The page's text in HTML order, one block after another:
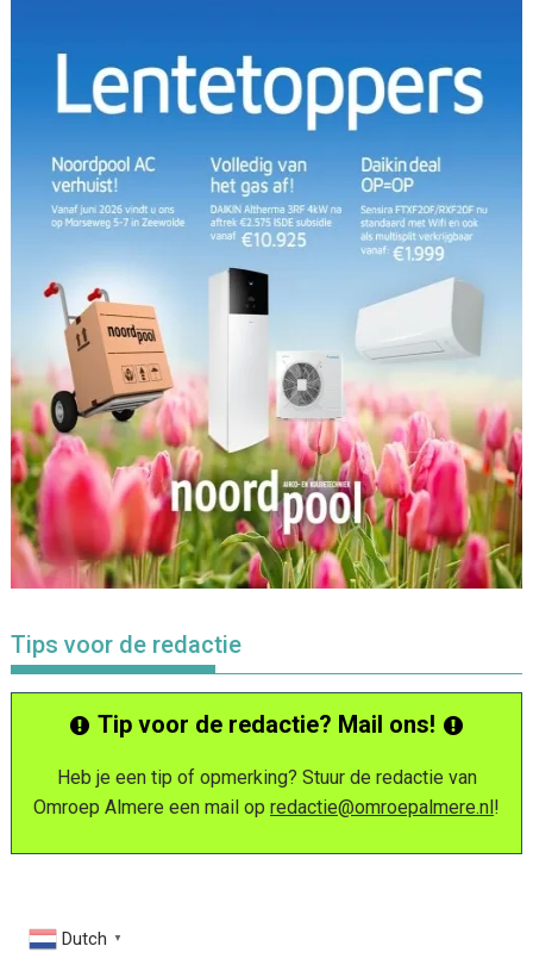
Tips voor de redactie
Tip voor de redactie? Mail ons!
Heb je een tip of opmerking? Stuur de redactie van
Omroep Almere een mail op redactie@omroepalmere.nl!
Dutch ▼